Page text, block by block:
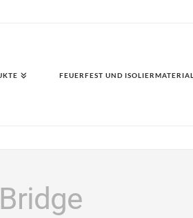
FEUERFEST UND ISOLIERMATERIAL